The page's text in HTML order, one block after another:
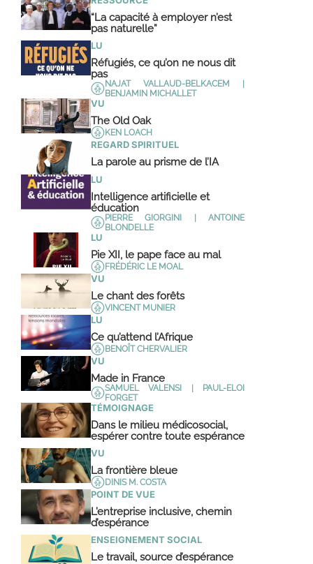
“La capacité à employer n’est
pas naturelle”
LU
Réfugiés, ce qu’on ne nous dit
pas
NAJAT VALLAUD-BELKACEM |
BENJAMIN MICHALLET
VU
The Old Oak
KEN LOACH
REGARD SPIRITUEL
La parole au prisme de l’IA
LU
Intelligence artificielle et
éducation
PIERRE GIORGINI | ANTOINE
BLONDELLE
LU
Pie XII, le pape face au mal
FRÉDÉRIC LE MOAL
VU
Le chant des forêts
VINCENT MUNIER
LU
Ce qu’attend l’Afrique
BENOÎT CHERVALIER
VU
Made in France
SAMUEL VALENSI | PAUL-ELOI
FORGET
TÉMOIGNAGE
Dans le milieu médicosocial,
espérer contre toute espérance
VU
La frontière bleue
DINIS M. COSTA
POINT DE VUE
L’entreprise inclusive, chemin
d’espérance
ENSEIGNEMENT SOCIAL
Le travail, source d’espérance